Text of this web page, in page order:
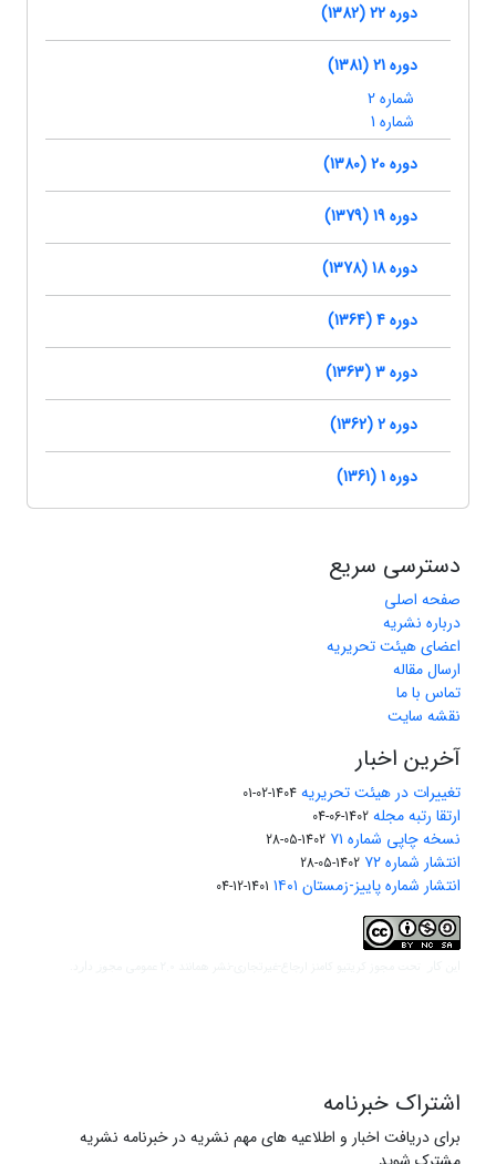
دوره 22 (1382)
دوره 21 (1381)
شماره 2
شماره 1
دوره 20 (1380)
دوره 19 (1379)
دوره 18 (1378)
دوره 4 (1364)
دوره 3 (1363)
دوره 2 (1362)
دوره 1 (1361)
دسترسی سریع
صفحه اصلی
درباره نشریه
اعضای هیئت تحریریه
ارسال مقاله
تماس با ما
نقشه سایت
آخرین اخبار
تغییرات در هیئت تحریریه 1404-02-01
ارتقا رتبه مجله 1402-06-04
نسخه چاپی شماره ۷۱ 1402-05-28
انتشار شماره ۷۲ 1402-05-28
انتشار شماره پاییز-زمستان ۱۴۰۱ 1401-12-04
اشتراک خبرنامه
برای دریافت اخبار و اطلاعیه های مهم نشریه در خبرنامه نشریه